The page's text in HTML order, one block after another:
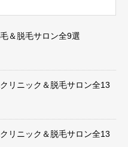
＆脱毛サロン全9選
リニック＆脱毛サロン全13
リニック＆脱毛サロン全13